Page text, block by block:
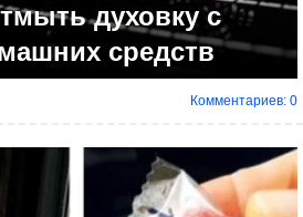
духовку с
средств
Комментариев: 0